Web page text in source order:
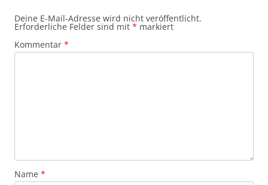
Deine E-Mail-Adresse wird nicht veröffentlicht.
Erforderliche Felder sind mit * markiert
Kommentar *
Name *